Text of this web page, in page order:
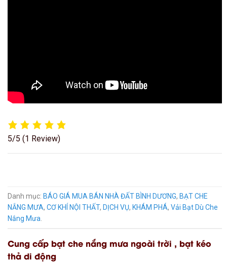
5/5 (1 Review)
Danh mục: BÁO GIÁ MUA BÁN NHÀ ĐẤT BÌNH DƯƠNG, BẠT CHE
NẮNG MƯA, CƠ KHÍ NỘI THẤT, DỊCH VỤ, KHÁM PHÁ, Vải Bạt Dù Che
Nắng Mưa
Cung cấp bạt che nắng mưa ngoài trời , bạt kéo
thả di động